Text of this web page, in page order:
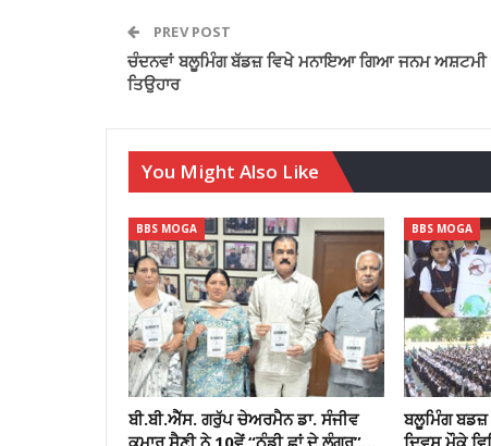
PREV POST
ਚੰਦਨਵਾਂ ਬਲੂਮਿੰਗ ਬੱਡਜ਼ ਵਿਖੇ ਮਨਾਇਆ ਗਿਆ ਜਨਮ ਅਸ਼ਟਮੀ
ਤਿਉਹਾਰ
You Might Also Like
BBS MOGA
ਬੀ.ਬੀ.ਐੱਸ. ਗਰੁੱਪ ਚੇਅਰਮੈਨ ਡਾ. ਸੰਜੀਵ
ਕੁਮਾਰ ਸੈਣੀ ਨੇ 10ਵੇਂ “ਠੰਡੀ ਛਾਂ ਦੇ ਲੰਗਰ”…
BBS MOGA
ਬਲੂਮਿੰਗ ਬਡਜ਼
ਦਿਵਸ ਮੌਕੇ